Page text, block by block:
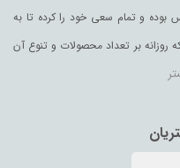
بوده و تمام سعی خود را کرده تا به
روزانه بر تعداد محصولات و تنوع آن
را در خرید محصولات اینترنتی مرتفع
دارای مجوز های لازم از مراجع
و مقررات جمهوری اسلامی ایران